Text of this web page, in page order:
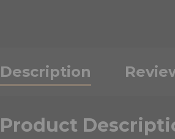
Description
Product